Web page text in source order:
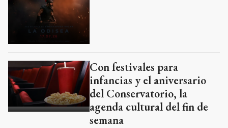
Con festivales para
infancias y el aniversario
del Conservatorio, la
agenda cultural del fin de
semana